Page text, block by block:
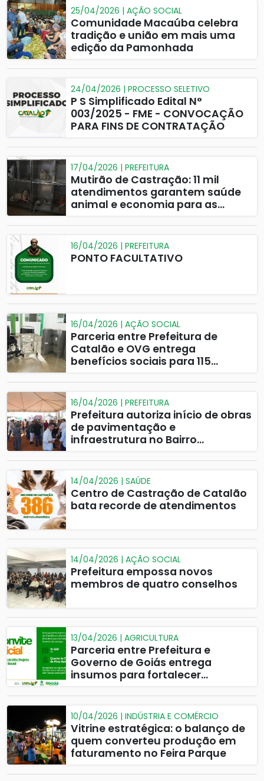
25/04/2026 | AÇÃO SOCIAL
Comunidade Macaúba celebra
tradição e união em mais uma
edição da Pamonhada
24/04/2026 | PROCESSO SELETIVO
P S Simplificado Edital N°
003/2025 - FME - CONVOCAÇÃO
PARA FINS DE CONTRATAÇÃO
17/04/2026 | PREFEITURA
Mutirão de Castração: 11 mil
atendimentos garantem saúde
animal e economia para as
16/04/2026 | PREFEITURA
PONTO FACULTATIVO
16/04/2026 | AÇÃO SOCIAL
Parceria entre Prefeitura de
Catalão e OVG entrega
benefícios sociais para 115
16/04/2026 | PREFEITURA
Prefeitura autoriza início de obras
de pavimentação e
infraestrutura no Bairro
14/04/2026 | SAÚDE
Centro de Castração de Catalão
bata recorde de atendimentos
14/04/2026 | AÇÃO SOCIAL
Prefeitura empossa novos
membros de quatro conselhos
13/04/2026 | AGRICULTURA
Parceria entre Prefeitura e
Governo de Goiás entrega
insumos para fortalecer
10/04/2026 | INDÚSTRIA E COMÉRCIO
Vitrine estratégica: o balanço de
quem converteu produção em
faturamento no Feira Parque